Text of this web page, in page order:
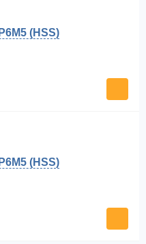
(HSS)
(HSS)